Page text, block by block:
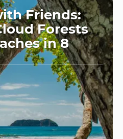
Friends:
Forests
in 8